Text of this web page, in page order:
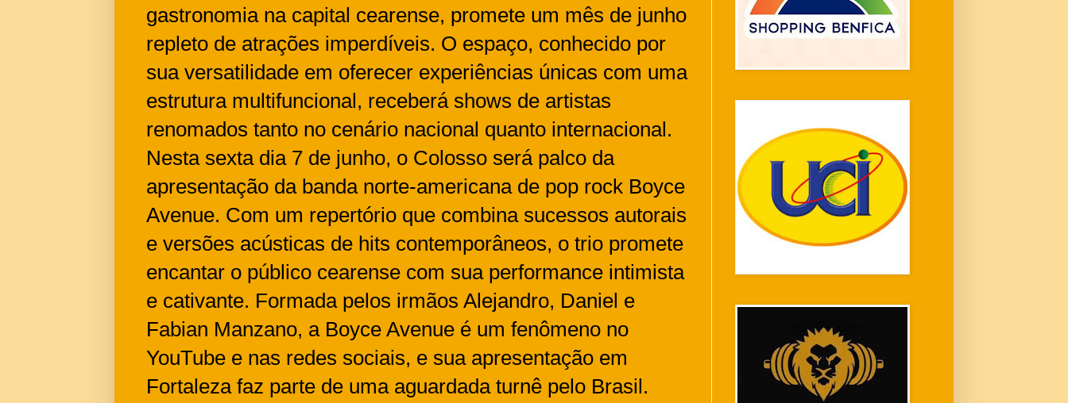
gastronomia na capital cearense, promete um mês de junho
repleto de atrações imperdíveis. O espaço, conhecido por
sua versatilidade em oferecer experiências únicas com uma
estrutura multifuncional, receberá shows de artistas
renomados tanto no cenário nacional quanto internacional.
Nesta sexta dia 7 de junho, o Colosso será palco da
apresentação da banda norte-americana de pop rock Boyce
Avenue. Com um repertório que combina sucessos autorais
e versões acústicas de hits contemporâneos, o trio promete
encantar o público cearense com sua performance intimista
e cativante. Formada pelos irmãos Alejandro, Daniel e
Fabian Manzano, a Boyce Avenue é um fenômeno no
YouTube e nas redes sociais, e sua apresentação em
Fortaleza faz parte de uma aguardada turnê pelo Brasil.